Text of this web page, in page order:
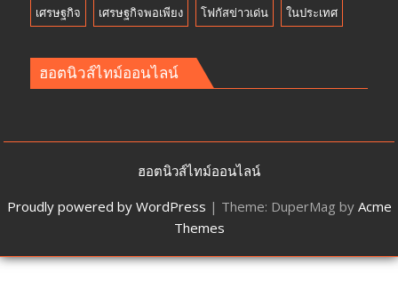
เศรษฐกิจ เศรษฐกิจพอเพียง โฟกัสข่าวเด่น ในประเทศ
ฮอตนิวส์ไทม์ออนไลน์
ฮอตนิวส์ไทม์ออนไลน์
Proudly powered by WordPress | Theme: DuperMag by Acme
Themes